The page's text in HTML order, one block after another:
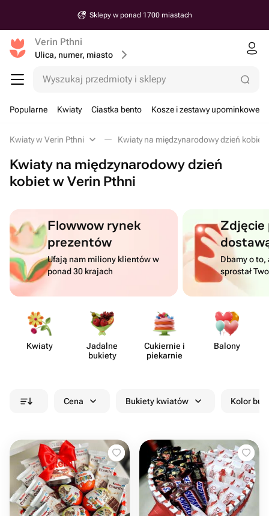
Sklepy w ponad 1700 miastach
Verin Pthni
Ulica, numer, miasto
Wyszukaj przedmioty i sklepy
Popularne Kwiaty Ciastka bento Kosze i zestawy upominkowe
Kwiaty w Verin Pthni Kwiaty na międzynarodowy dzień kobiet
Kwiaty na międzynarodowy dzień
kobiet w Verin Pthni
Flowwow rynek
prezentów
Ufają nam miliony klientów w
ponad 30 krajach
Dbamy o to,
sprostał
Kwiaty
Jadalne
bukiety
Cukiernie i
piekarnie
Balony
Cena Bukiety kwiatów Kolor